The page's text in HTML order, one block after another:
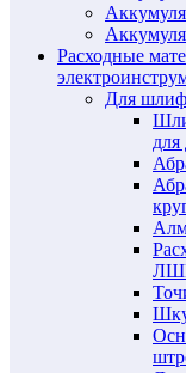
Расходные
Для
для